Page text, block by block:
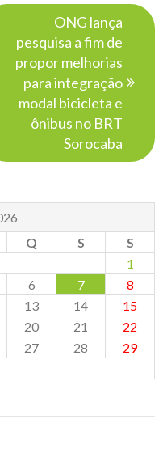
ONG lança
pesquisa a fim de
propor melhorias
para integração
modal bicicleta e
ônibus no BRT
Sorocaba
Q S
S
1
6 7
8
13 14
15
20 21
22
27 28
29